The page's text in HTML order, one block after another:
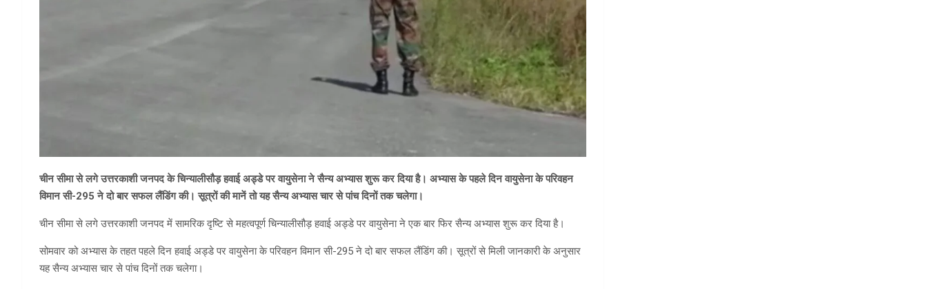
चीन सीमा से लगे उत्तरकाशी जनपद के चिन्यालीसौड़ हवाई अड्डे पर वायुसेना ने सैन्य अभ्यास शुरू कर दिया है। अभ्यास के पहले दिन वायुसेना के परिवहन
विमान सी-295 ने दो बार सफल लैंडिंग की। सूत्रों की मानें तो यह सैन्य अभ्यास चार से पांच दिनों तक चलेगा।
चीन सीमा से लगे उत्तरकाशी जनपद में सामरिक दृष्टि से महत्वपूर्ण चिन्यालीसौड़ हवाई अड्डे पर वायुसेना ने एक बार फिर सैन्य अभ्यास शुरू कर दिया है।
सोमवार को अभ्यास के तहत पहले दिन हवाई अड्डे पर वायुसेना के परिवहन विमान सी-295 ने दो बार सफल लैंडिंग की। सूत्रों से मिली जानकारी के अनुसार
यह सैन्य अभ्यास चार से पांच दिनों तक चलेगा।